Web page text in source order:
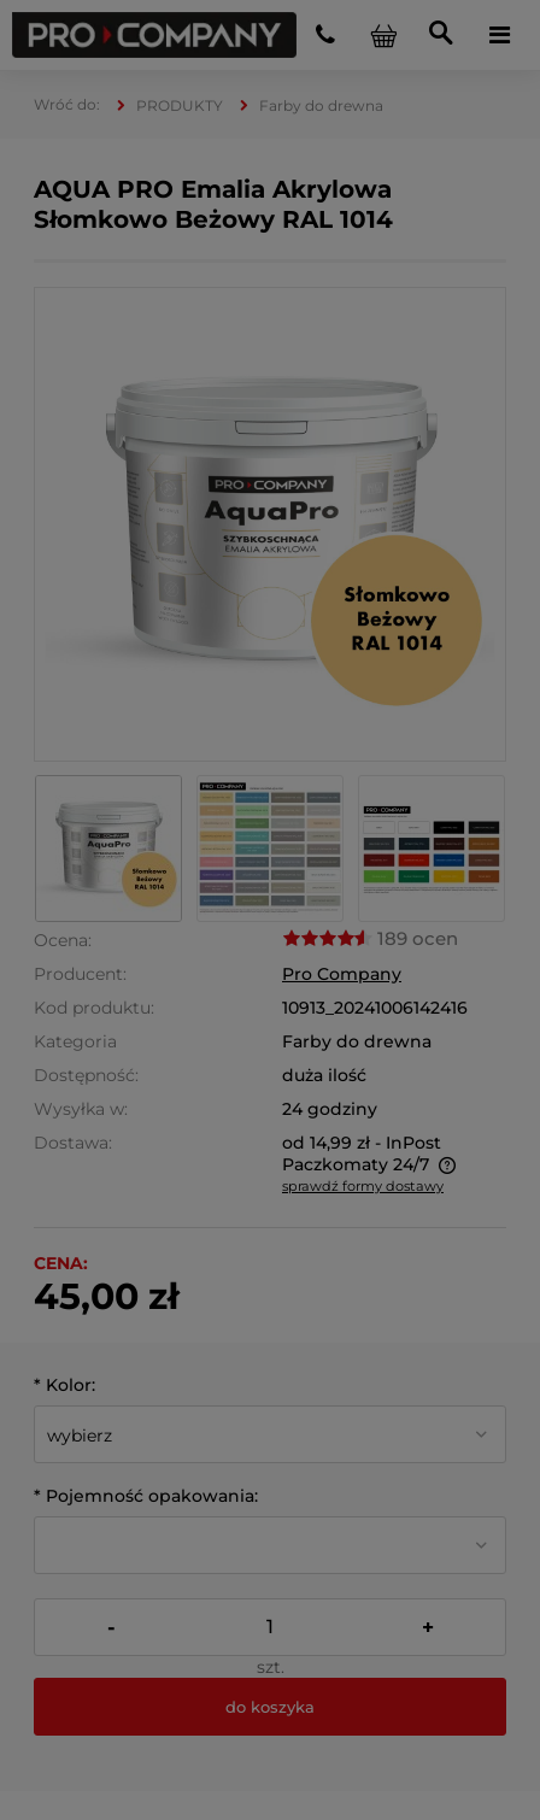
PRODUKTY Farby do drewna
AQUA PRO Emalia Akrylowa
Słomkowo Beżowy RAL 1014
Ocena: 189 ocen
Producent:
Pro Company
Kod produktu:
10913_20241006142416
Kategoria
Farby do drewna
Dostępność:
duża ilość
Wysyłka w:
24 godziny
Dostawa:
od 14,99 zł - InPost
Paczkomaty 24/7
Cena nie zawiera ewentualnych kosztów płatności
sprawdź formy dostawy
CENA:
45,00 zł
* Kolor:
* Pojemność opakowania:
- +
szt.
do koszyka